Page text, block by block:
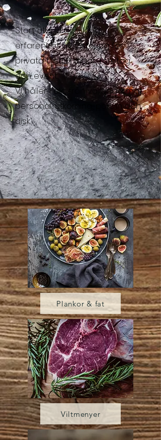
Stort utbud och lång
erfarenhet av catering för
privata tillställningar, företag
och event.
VI håller i allt, från vällagad mat,
personal, utkörning, porslin och
disk.
Plankor & fat
Viltmenyer